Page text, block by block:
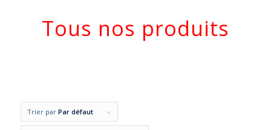
Tous nos produits
Trier par Par défaut